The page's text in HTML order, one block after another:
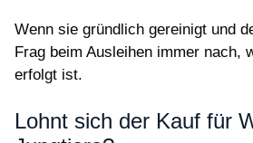
Wenn sie gründlich gereinigt und
Frag beim Ausleihen immer nach,
erfolgt ist.
Lohnt sich der Kauf für